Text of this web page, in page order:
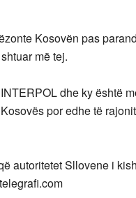
Kosovën pas
më tej.
dhe ky është
por edhe të
autoritetet Sllovene i